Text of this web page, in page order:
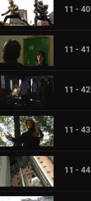
11 - 40
11 - 41
11 - 42
11 - 43
11 - 44